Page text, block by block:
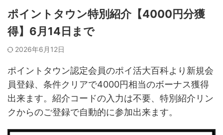
ポイントタウン特別紹介【4000円分獲
得】6月14日まで
2026年6月12日
ポイントタウン認定会員のポイ活大百科より新規会
員登録、条件クリアで4000円相当のボーナス獲得
出来ます。紹介コードの入力は不要、特別紹介リン
クからのご登録で自動的に参加出来ます。